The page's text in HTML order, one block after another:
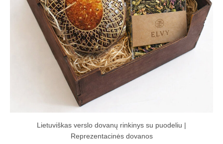
Lietuviškas verslo dovanų rinkinys su puodeliu |
Reprezentacinės dovanos